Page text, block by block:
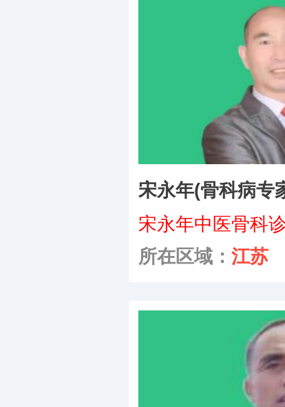
宋永年(骨科病专
宋永年中医骨科
所在区域： 江苏
外科
男科
妇产科